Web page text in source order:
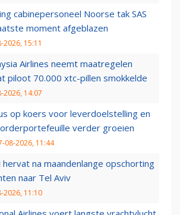
cabinepersoneel Noorse tak SAS
moment afgeblazen
2026, 15:11
Airlines neemt maatregelen
piloot 70.000 xtc-pillen smokkelde
2026, 14:07
op koers voor leverdoelstelling en
verder groeien
08-2026, 11:44
hervat na maandenlange opschorting
naar Tel Aviv
2026, 11:10